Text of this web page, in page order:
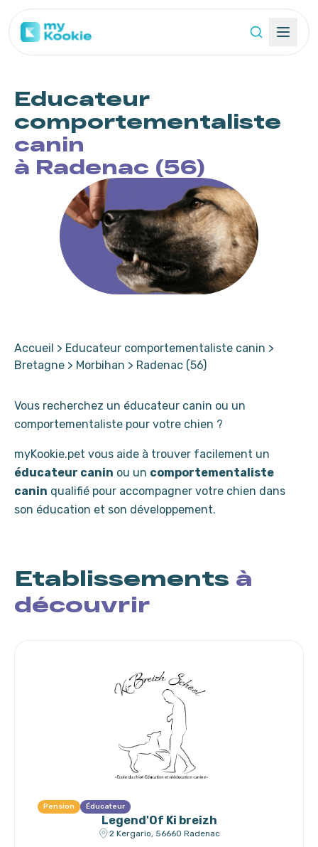
Educateur
comportementaliste
canin
à Radenac (56)
Accueil > Educateur comportementaliste canin >
Bretagne > Morbihan > Radenac (56)
Vous recherchez un éducateur canin ou un
comportementaliste pour votre chien ?
myKookie.pet vous aide à trouver facilement un
éducateur canin ou un comportementaliste
canin qualifié pour accompagner votre chien dans
son éducation et son développement.
Etablissements à
découvrir
Pension Éducateur
Legend'Of Ki breizh
2 Kergario, 56660 Radenac